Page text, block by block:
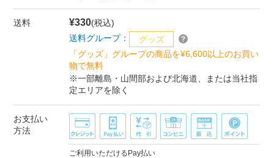
送料 ¥330(税込)
送料グループ：
グッズ
「グッズ」グループの商品を¥6,600以上のお買い
物で無料
※一部離島・山間部および北海道、または当社指
定エリアを除く
お支払い
方法
ご利用いただけるPay払い